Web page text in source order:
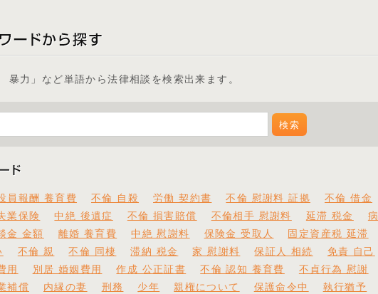
暴力」など単語から法律相談を検索出来ます。
員報酬 養育費 不倫 自殺 労働 契約書 不倫 慰謝料 証拠
不倫 借金
業保険 中絶 後遺症 不倫 損害賠償 不倫相手 慰謝料 延滞 税金
病
金 金額 離婚 養育費 中絶 慰謝料 保険金 受取人
固定資産税 延滞
不倫 親 不倫 同棲 滞納 税金 家 慰謝料 保証人 相続
免責 自己
用 別居 婚姻費用 作成 公正証書 不倫 認知 養育費
不貞行為 慰謝
補償 内縁の妻 刑務 少年 親権について 保護命令中 執行猶予